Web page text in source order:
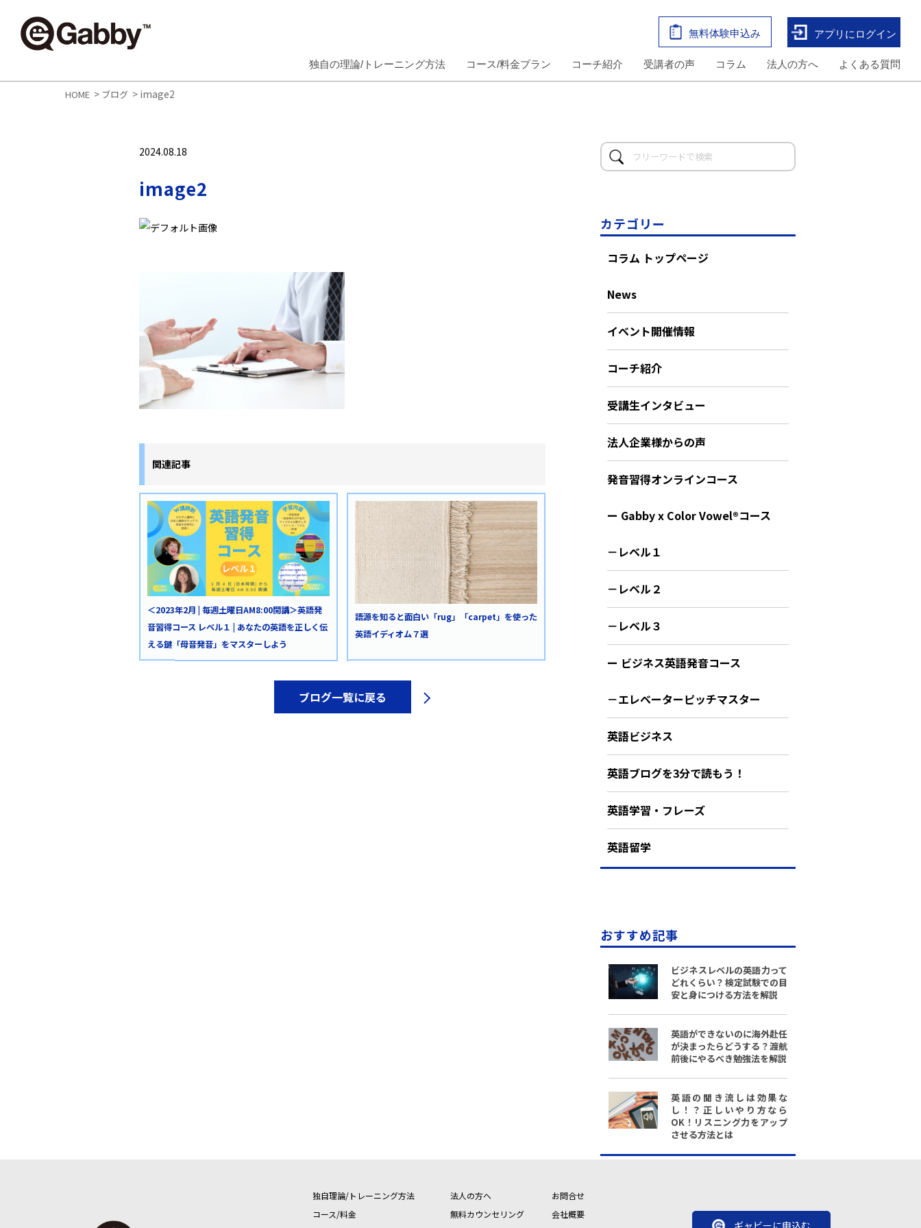
無料体験申込み アプリにログイン
独自の理論/トレーニング方法 コース/料金プラン コーチ紹介 受講者の声 コラム 法人の方へ よくある質問
HOME > ブログ > image2
2024.08.18
image2
関連記事
＜2023年2月 | 毎週土曜日AM8:00開講＞英語発
音習得コース レベル１ | あなたの英語を正しく伝
える鍵「母音発音」をマスターしよう
語源を知ると面白い「rug」「carpet」を使った
英語イディオム７選
ブログ一覧に戻る
カテゴリー
コラム トップページ
News
イベント開催情報
コーチ紹介
受講生インタビュー
法人企業様からの声
発音習得オンラインコース
ー Gabby x Color Vowel®︎コース
－レベル１
－レベル２
－レベル３
ー ビジネス英語発音コース
－エレベーターピッチマスター
英語ビジネス
英語ブログを3分で読もう！
英語学習・フレーズ
英語留学
おすすめ記事
ビジネスレベルの英語力って
どれくらい？検定試験での目
安と身につける方法を解説
英語ができないのに海外赴任
が決まったらどうする？渡航
前後にやるべき勉強法を解説
英語の聞き流しは効果な
し！？正しいやり方なら
OK！リスニング力をアップ
させる方法とは
独自理論/トレーニング方法
コース/料金
法人の方へ
無料カウンセリング
お問合せ
会社概要